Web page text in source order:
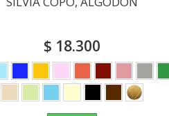
$ 18.300